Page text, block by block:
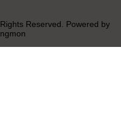
Reserved. Powered by